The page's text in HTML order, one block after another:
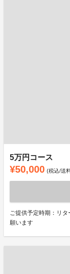
5万円コース
¥50,000 (税込/送
ご提供予定時期：リ
願います